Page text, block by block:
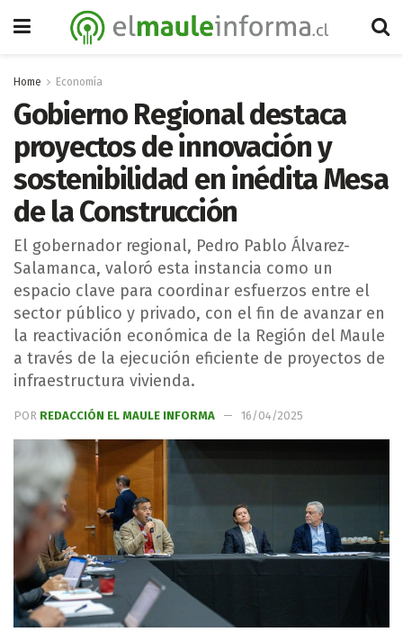
Home Economía
Gobierno Regional destaca
proyectos de innovación y
sostenibilidad en inédita Mesa
de la Construcción
El gobernador regional, Pedro Pablo Álvarez-
Salamanca, valoró esta instancia como un
espacio clave para coordinar esfuerzos entre el
sector público y privado, con el fin de avanzar en
la reactivación económica de la Región del Maule
a través de la ejecución eficiente de proyectos de
infraestructura vivienda.
POR REDACCIÓN EL MAULE INFORMA 16/04/2025